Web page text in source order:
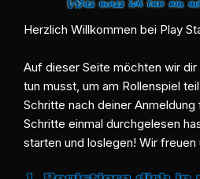
Herzlich Willkommen bei Play
Auf dieser Seite möchten wir dir
tun musst, um am Rollenspiel
Schritte nach deiner Anmeldung
Schritte einmal durchgelesen
starten und loslegen! Wir freuen